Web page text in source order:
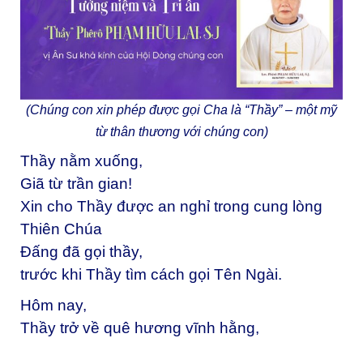
(Chúng con xin phép được gọi Cha là “Thầy” – một mỹ
từ thân thương với chúng con)
Thầy nằm xuống,
Giã từ trần gian!
Xin cho Thầy được an nghỉ trong cung lòng
Thiên Chúa
Đấng đã gọi thầy,
trước khi Thầy tìm cách gọi Tên Ngài.
Hôm nay,
Thầy trở về quê hương vĩnh hằng,